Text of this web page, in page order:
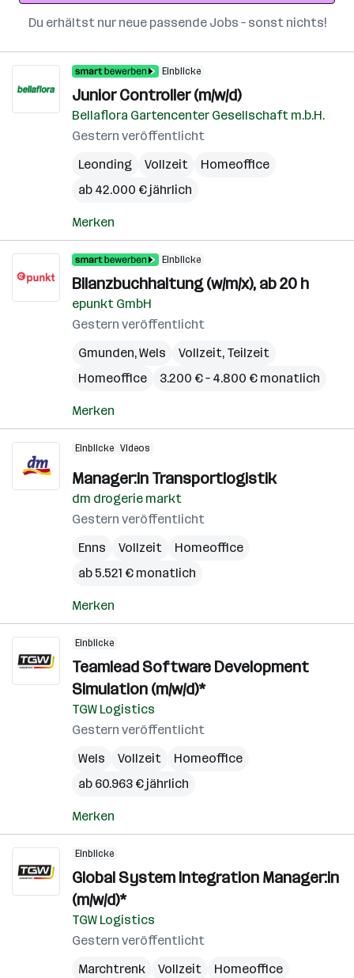
Du erhältst nur neue passende Jobs – sonst nichts!
Einblicke
Junior Controller (m/w/d)
Bellaflora Gartencenter Gesellschaft m.b.H.
Gestern veröffentlicht
Leonding
Vollzeit
Homeoffice
ab 42.000 € jährlich
Merken
Einblicke
Bilanzbuchhaltung (w/m/x), ab 20 h
epunkt GmbH
Gestern veröffentlicht
Gmunden,Wels
Vollzeit, Teilzeit
Homeoffice
3.200 € – 4.800 € monatlich
Merken
Einblicke Videos
Manager:in Transportlogistik
dm drogerie markt
Gestern veröffentlicht
Enns
Vollzeit
Homeoffice
ab 5.521 € monatlich
Merken
Einblicke
Teamlead Software Development
Simulation (m/w/d)*
TGW Logistics
Gestern veröffentlicht
Wels
Vollzeit
Homeoffice
ab 60.963 € jährlich
Merken
Einblicke
Global System Integration Manager:in
(m/w/d)*
TGW Logistics
Gestern veröffentlicht
Marchtrenk
Vollzeit Homeoffice